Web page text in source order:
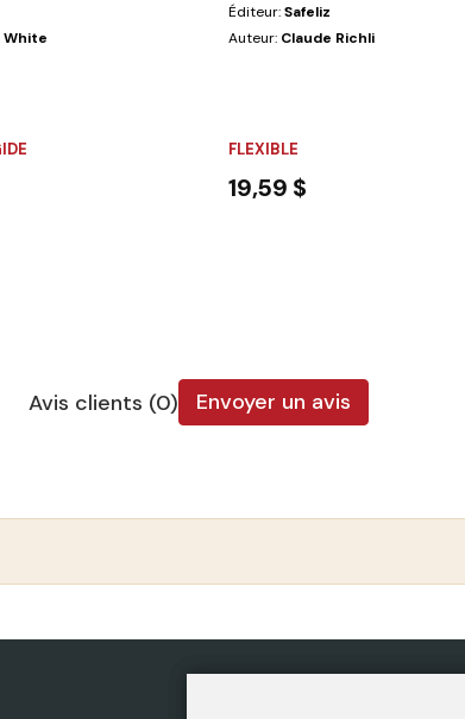
White
Éditeur:Safeliz
Auteur: Claude Richli
FLEXIBLE
19,59 $
Avis clients (0) Envoyer un avis